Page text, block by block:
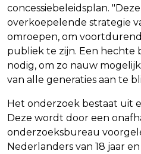
concessiebeleidsplan.
overkoepelende strategie
omroepen, om
publiek te zijn. Een hechte
nodig, om zo nauw
van alle generaties aan te
Het onderzoek bestaat uit
Deze wordt door een
onderzoeksbureau
Nederlanders van 18 jaar